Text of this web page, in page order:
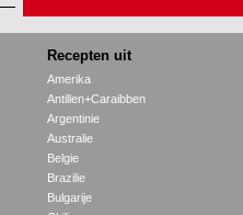
Recepten uit
Amerika
Antillen+Caraibben
Argentinie
Australie
Belgie
Brazilie
Bulgarije